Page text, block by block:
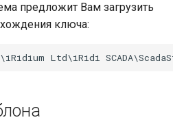
предложит Вам загрузить
ключа: